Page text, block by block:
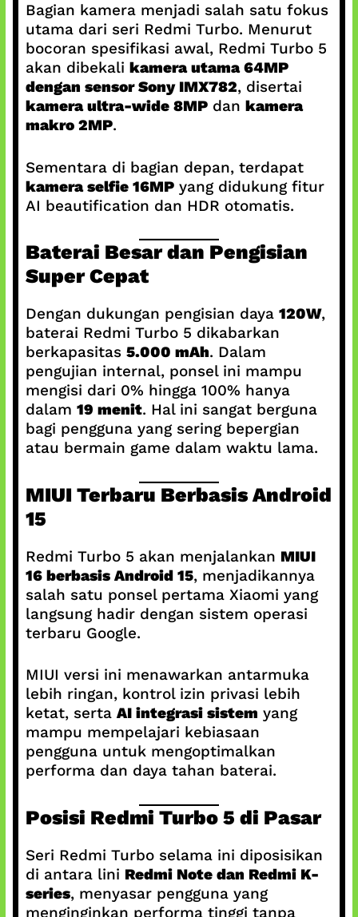
Bagian kamera menjadi salah satu fokus
utama dari seri Redmi Turbo. Menurut
bocoran spesifikasi awal, Redmi Turbo 5
akan dibekali kamera utama 64MP
dengan sensor Sony IMX782, disertai
kamera ultra-wide 8MPdan kamera
makro 2MP.
Sementara di bagian depan, terdapat
kamera selfie 16MPyang didukung fitur
AI beautification dan HDR otomatis.
Baterai Besar dan Pengisian
Super Cepat
Dengan dukungan pengisian daya 120W,
baterai Redmi Turbo 5 dikabarkan
berkapasitas 5.000 mAh. Dalam
pengujian internal, ponsel ini mampu
mengisi dari 0% hingga 100% hanya
dalam 19 menit. Hal ini sangat berguna
bagi pengguna yang sering bepergian
atau bermain game dalam waktu lama.
MIUI Terbaru Berbasis Android
15
Redmi Turbo 5 akan menjalankan MIUI
16 berbasis Android 15, menjadikannya
salah satu ponsel pertama Xiaomi yang
langsung hadir dengan sistem operasi
terbaru Google.
MIUI versi ini menawarkan antarmuka
lebih ringan, kontrol izin privasi lebih
ketat, serta AI integrasi sistem yang
mampu mempelajari kebiasaan
pengguna untuk mengoptimalkan
performa dan daya tahan baterai.
Posisi Redmi Turbo 5 di Pasar
Seri Redmi Turbo selama ini diposisikan
di antara lini Redmi Note dan Redmi K-
series, menyasar pengguna yang
menginginkan performa tinggi tanpa